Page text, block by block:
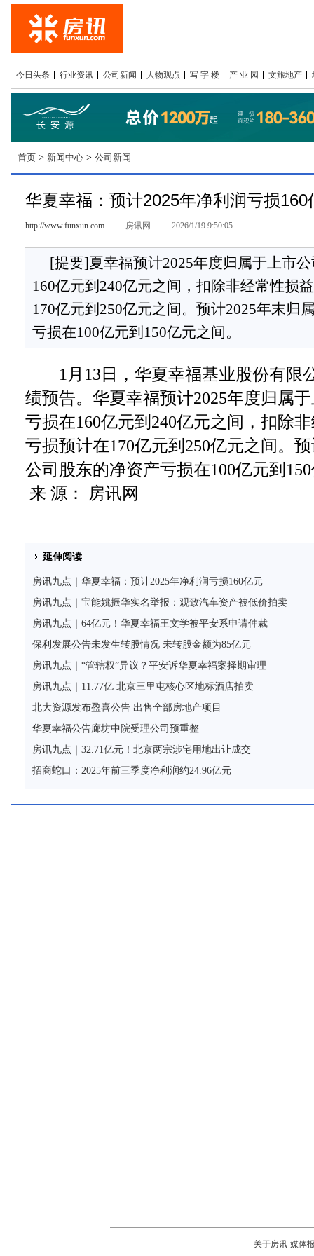
今日头条 行业资讯 公司新闻 人物观点 写 字 楼 产 业 园 文旅地产
首页 > 新闻中心 > 公司新闻
华夏幸福：预计2025年净利润亏损
http://www.funxun.com 房讯网 2026/1/19 9:50:05
[提要]夏幸福预计2025年度归属于上市
160亿元到240亿元之间，扣除非经常性损
170亿元到250亿元之间。预计2025年末归
亏损在100亿元到150亿元之间。
1月13日，华夏幸福基业股份有限
绩预告。华夏幸福预计2025年度归属
亏损在160亿元到240亿元之间，扣除
亏损预计在170亿元到250亿元之间。
公司股东的净资产亏损在100亿元到
来 源： 房讯网
延伸阅读
房讯九点｜华夏幸福：预计2025年净利润亏损160亿元
房讯九点｜宝能姚振华实名举报：观致汽车资产被低价拍卖
房讯九点｜64亿元！华夏幸福王文学被平安系申请仲裁
保利发展公告未发生转股情况 未转股金额为85亿元
房讯九点｜“管辖权”异议？平安诉华夏幸福案择期审理
房讯九点｜11.77亿 北京三里屯核心区地标酒店拍卖
北大资源发布盈喜公告 出售全部房地产项目
华夏幸福公告廊坊中院受理公司预重整
房讯九点｜32.71亿元！北京两宗涉宅用地出让成交
招商蛇口：2025年前三季度净利润约24.96亿元
关于房讯-媒体